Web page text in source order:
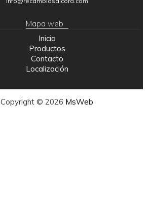
Mapa web
Inicio
Productos
Contacto
Localización
Copyright © 2026 MsWeb